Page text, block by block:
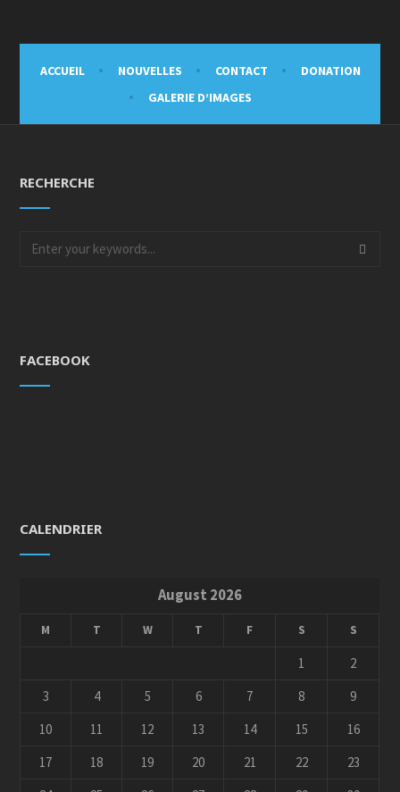
ACCUEIL NOUVELLES CONTACT
DONATION
GALERIE D’IMAGES
RECHERCHE
FACEBOOK
CALENDRIER
August 2026
M T W T F S S
1
2
3
4 5 6 7 8
9
10
11 12 13 14 15
16
17
18 19 20 21 22
23